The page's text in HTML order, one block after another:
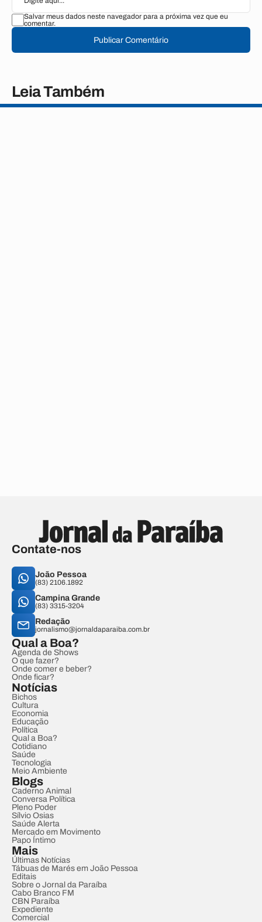
Salvar meus dados neste navegador para a próxima vez que eu
comentar.
Publicar Comentário
Leia Também
Contate-nos
João Pessoa
(83) 2106.1892
Campina Grande
(83) 3315-3204
Redação
jornalismo@jornaldaparaiba.com.br
Qual a Boa?
Agenda de Shows
O que fazer?
Onde comer e beber?
Onde ficar?
Notícias
Bichos
Cultura
Economia
Educação
Política
Qual a Boa?
Cotidiano
Saúde
Tecnologia
Meio Ambiente
Blogs
Caderno Animal
Conversa Política
Pleno Poder
Sílvio Osias
Saúde Alerta
Mercado em Movimento
Papo Íntimo
Mais
Últimas Notícias
Tábuas de Marés em João Pessoa
Editais
Sobre o Jornal da Paraíba
Cabo Branco FM
CBN Paraíba
Expediente
Comercial